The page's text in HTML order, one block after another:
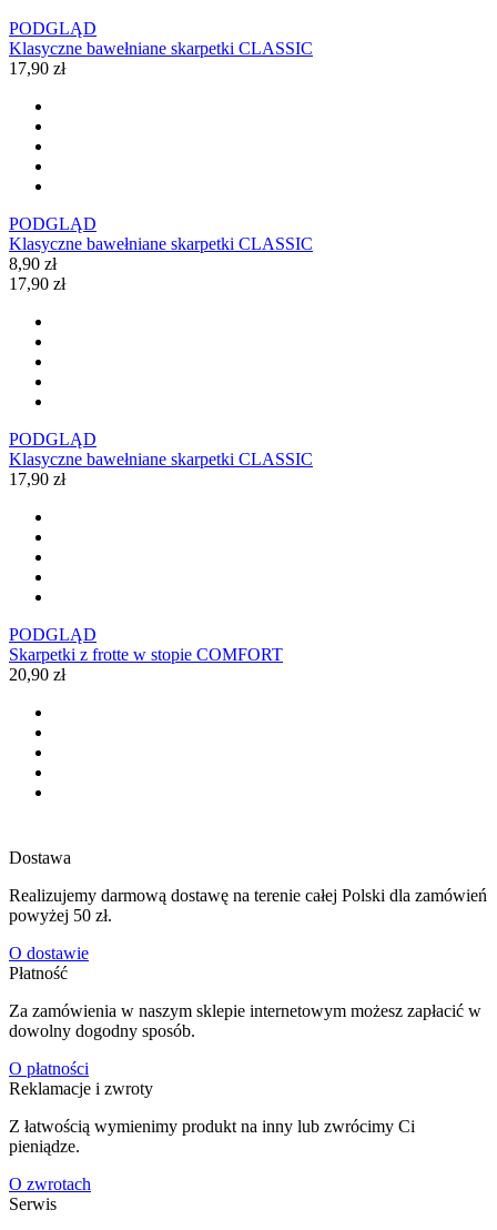
PODGLĄD
Klasyczne bawełniane skarpetki CLASSIC
17,90 zł
PODGLĄD
Klasyczne bawełniane skarpetki CLASSIC
8,90 zł
17,90 zł
PODGLĄD
Klasyczne bawełniane skarpetki CLASSIC
17,90 zł
PODGLĄD
Skarpetki z frotte w stopie COMFORT
20,90 zł
Dostawa
Realizujemy darmową dostawę na terenie całej Polski dla zamówień
powyżej 50 zł.
O dostawie
Płatność
Za zamówienia w naszym sklepie internetowym możesz zapłacić w
dowolny dogodny sposób.
O płatności
Reklamacje i zwroty
Z łatwością wymienimy produkt na inny lub zwrócimy Ci
pieniądze.
O zwrotach
Serwis